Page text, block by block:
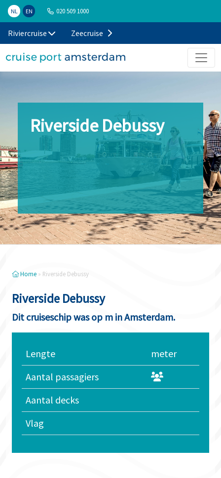
NL EN 020 509 1000
Riviercruise Zeecruise
Riverside Debussy
Home » Riverside Debussy
Riverside Debussy
Dit cruiseschip was op m in Amsterdam.
Lengte
meter
Aantal passagiers
Aantal decks
Vlag